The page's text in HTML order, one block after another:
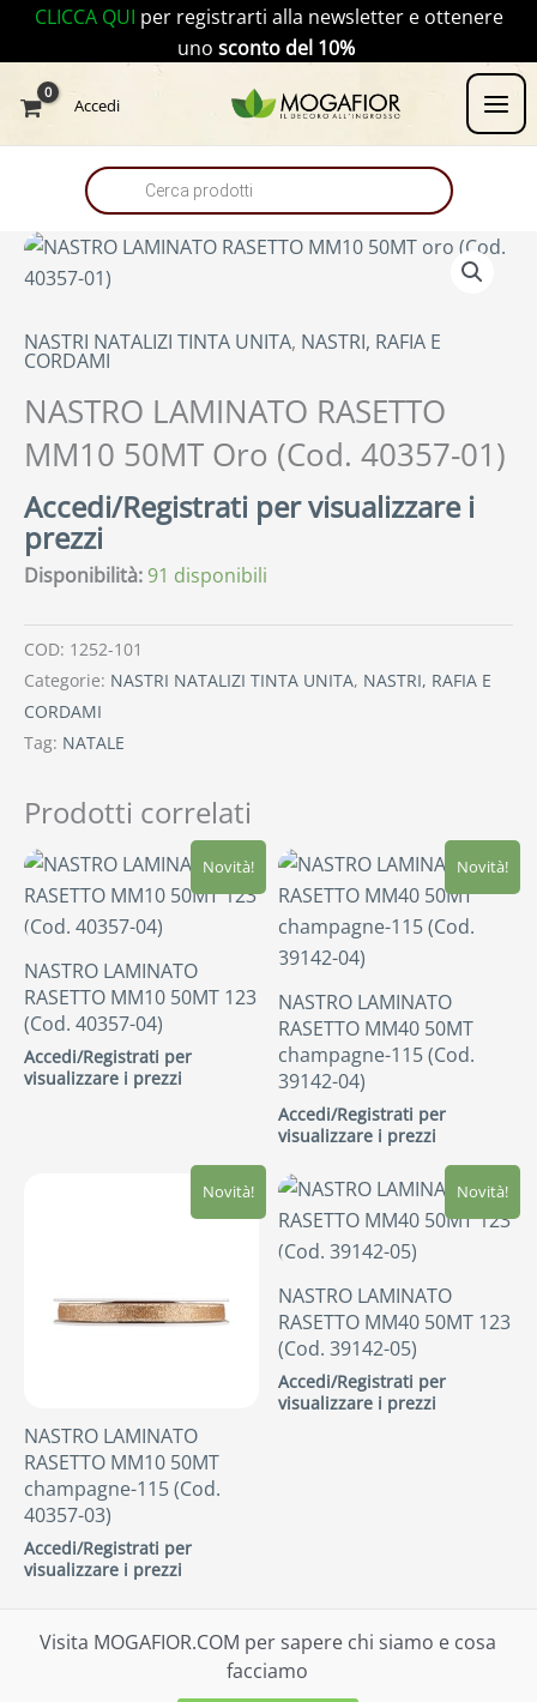
contenuto
CLICCA QUI per registrarti alla newsletter e ottenere
uno sconto del 10%
Accedi
Products
search
NASTRI NATALIZI TINTA UNITA, NASTRI, RAFIA E
CORDAMI
NASTRO LAMINATO RASETTO
MM10 50MT Oro (Cod. 40357-01)
Accedi/Registrati per visualizzare i
prezzi
Disponibilità: 91 disponibili
COD: 1252-101
Categorie: NASTRI NATALIZI TINTA UNITA, NASTRI, RAFIA E
CORDAMI
Tag: NATALE
Prodotti correlati
Novità!
NASTRO LAMINATO
RASETTO MM10 50MT 123
(Cod. 40357-04)
Accedi/Registrati per
visualizzare i prezzi
Novità!
NASTRO LAMINATO
RASETTO MM40 50MT 123
(Cod. 39142-05)
Accedi/Registrati per
visualizzare i prezzi
Novità!
NASTRO LAMINATO
RASETTO MM40 50MT
champagne-115 (Cod.
39142-04)
Accedi/Registrati per
visualizzare i prezzi
Novità!
NASTRO LAMINATO
RASETTO MM10 50MT
champagne-115 (Cod.
40357-03)
Accedi/Registrati per
visualizzare i prezzi
Visita MOGAFIOR.COM per sapere chi siamo e cosa
facciamo